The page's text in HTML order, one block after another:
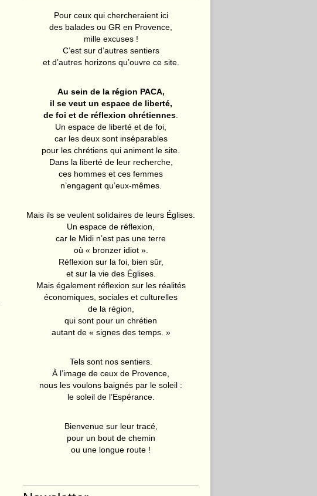
Pour ceux qui chercheraient ici
des balades ou GR en Provence,
mille excuses !
C’est sur d’autres sentiers
et d’autres horizons qu’ouvre ce site.
Au sein de la région PACA,
il se veut un espace de liberté,
de foi et de réflexion chrétiennes
Un espace de liberté et de foi,
car les deux sont inséparables
pour les chrétiens qui animent le site.
Dans la liberté de leur recherche,
ces hommes et ces femmes
n’engagent qu’eux-mêmes.
Mais ils se veulent solidaires de leurs Églises.
Un espace de réflexion,
car le Midi n’est pas une terre
où « bronzer idiot ».
Réflexion sur la foi, bien sûr,
et sur la vie des Églises.
Mais également réflexion sur les réalités
économiques, sociales et culturelles
de la région,
qui sont pour un chrétien
autant de « signes des temps. »
Tels sont nos sentiers.
À l’image de ceux de Provence,
nous les voulons baignés par le soleil :
le soleil de l’Espérance.
Bienvenue sur leur tracé,
pour un bout de chemin
ou une longue route !